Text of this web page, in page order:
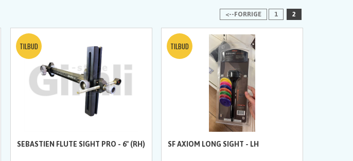
(1)
Shrewd Archery
Stark Archery
WIN&WIN
Winners
<--FORRIGE 1 2
SEBASTIEN FLUTE SIGHT PRO - 6" (RH) SF AXIOM LONG SIGHT - LH